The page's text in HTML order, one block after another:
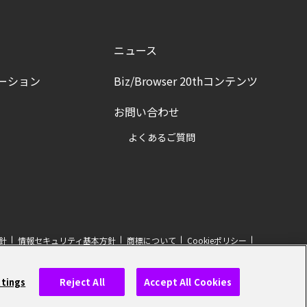
ション
ニュース
Biz/Browser 20thコンテンツ
お問い合わせ
よくあるご質問
情報セキュリティ基本方針 商標について Cookieポリシー
Reject All Accept All Cookies